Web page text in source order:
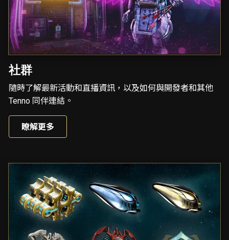
社群
隨時了解最新活動和直播資訊，以及如何與開發者和其他
Tenno 同伴連結。
瞭解更多